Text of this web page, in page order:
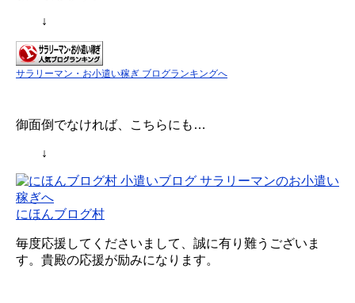
↓
サラリーマン・お小遣い稼ぎ ブログランキングへ
御面倒でなければ、こちらにも…
↓
にほんブログ村
毎度応援してくださいまして、誠に有り難うございま
す。貴殿の応援が励みになります。